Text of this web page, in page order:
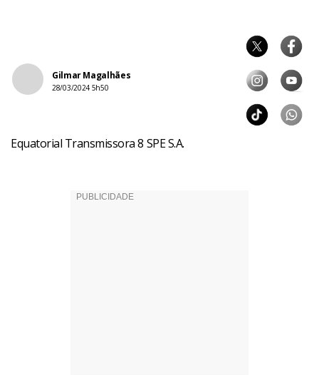
Gilmar Magalhães
28/03/2024 5h50
Equatorial Transmissora 8 SPE S.A.